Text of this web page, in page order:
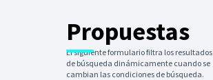
Propuestas
El siguiente formulario filtra los resultados
de búsqueda dinámicamente cuando se
cambian las condiciones de búsqueda.